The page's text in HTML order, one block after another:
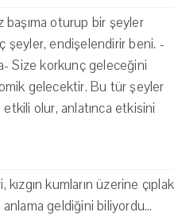
başıma oturup bir şeyler
şeyler, endişelendirir beni. -
Size korkunç geleceğini
gelecektir. Bu tür şeyler
olur, anlatınca etkisini
kumların üzerine çıplak
geldiğini biliyordu...